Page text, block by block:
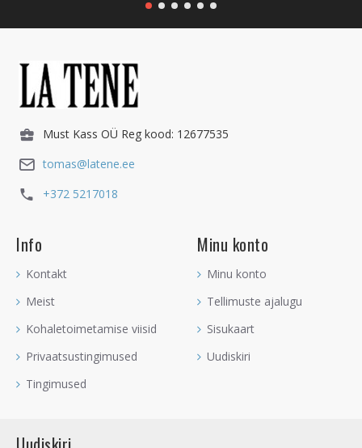
Must Kass OÜ Reg kood: 12677535
tomas@latene.ee
+372 5217018
Info
Kontakt
Meist
Kohaletoimetamise viisid
Privaatsustingimused
Tingimused
Minu konto
Minu konto
Tellimuste ajalugu
Sisukaart
Uudiskiri